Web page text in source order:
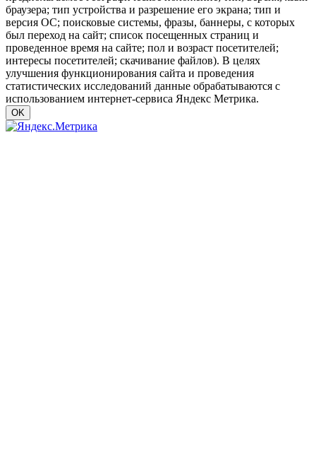
браузера; тип устройства и разрешение его экрана; тип и
версия ОС; поисковые системы, фразы, баннеры, с которых
был переход на сайт; список посещенных страниц и
проведенное время на сайте; пол и возраст посетителей;
интересы посетителей; скачивание файлов). В целях
улучшения функционирования сайта и проведения
статистических исследований данные обрабатываются с
использованием интернет-сервиса Яндекс Метрика.
OK